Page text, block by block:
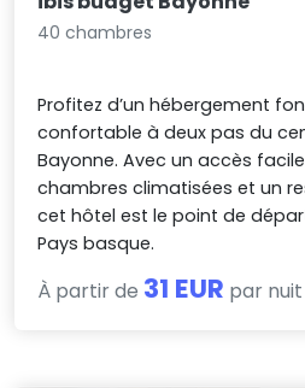
40 chambres
Profitez d’un hébergement
confortable à deux pas du
Bayonne. Avec un accès
chambres climatisées et un
cet hôtel est le point de
Pays basque.
À partir de 31 EUR par nuit